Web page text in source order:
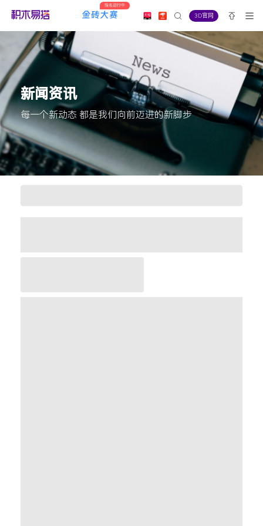
报名进行中
3D官网
新闻资讯
每一个新动态 都是我们向前迈进的新脚步